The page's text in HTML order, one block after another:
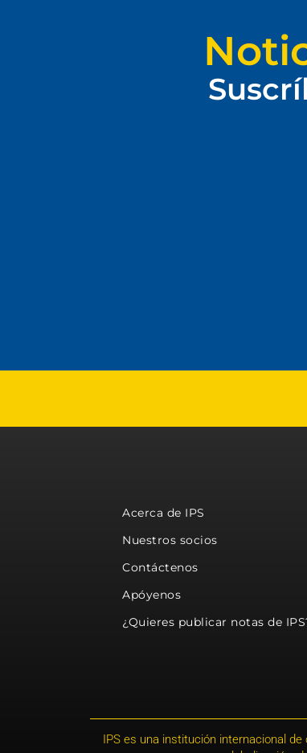
Acerca de IPS
Nuestros socios
Contáctenos
Apóyenos
¿Quieres publicar notas de
IPS es una institución internacional